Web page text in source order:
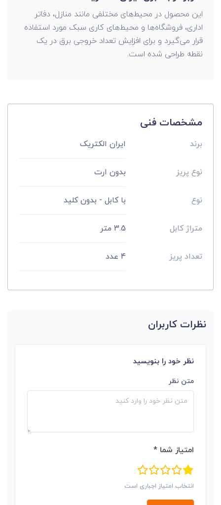
این محصول در محیط‌های مختلفی مانند منازل، دفاتر
اداری، فروشگاه‌ها و محیط‌های کاری سبک مورد استفاده
قرار می‌گیرد و برای افزایش تعداد خروجی برق در یک
نقطه طراحی شده است.
مشخصات فنی
برند ایران الکتریک
نوع پریز بدون ارت
نوع با کابل - بدون کلید
متراژ کابل 3.5 متر
تعداد پریز 4 عدد
نظرات کاربران
نظر خود را بنویسید
متن نظر
امتیاز شما *
انتخاب امتیاز اجباری است